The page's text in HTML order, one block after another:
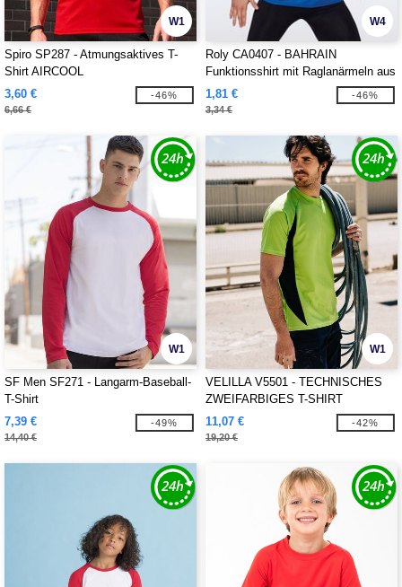
W1
Spiro SP287 - Atmungsaktives T-
Shirt AIRCOOL
3,60 €
6,66 €
-46%
W4
Roly CA0407 - BAHRAIN
Funktionsshirt mit Raglanärmeln aus
CONTROL-DRY Material
1,81 €
3,34 €
-46%
W1
SF Men SF271 - Langarm-Baseball-
T-Shirt
7,39 €
14,40 €
-49%
W1
VELILLA V5501 - TECHNISCHES
ZWEIFARBIGES T-SHIRT
11,07 €
19,20 €
-42%